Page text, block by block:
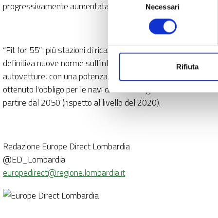
del
Necessari
Rifiuta
progressivamente aumentata arrivando al 1,9% entro la fine
“Fit for 55”: più stazioni di ricarica e carburanti marittimi più
definitiva nuove norme sull’infrastruttura per i combustibili
autovetture, con una potenza minima di 400 kW, siano
ottenuto l'obbligo per le navi di diminuire gradualmente le
partire dal 2050 (rispetto al livello del 2020).
Redazione Europe Direct Lombardia
@ED_Lombardia
europedirect@regione.lombardia.it